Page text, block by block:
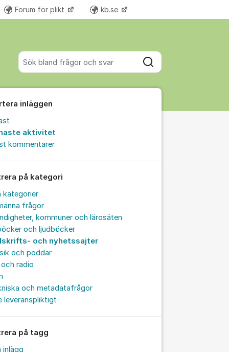
Sök bland alla inlägg
Sök
Forum för plikt kb.se Fler supportlänkar
inläggen
aktivitet
kommentarer
på kategori
kategorier
frågor
kommuner och lärosäten
och ljudböcker
och nyhetssajter
och poddar
radio
och metadatafrågor
leveranspliktigt
på tagg
inlägg